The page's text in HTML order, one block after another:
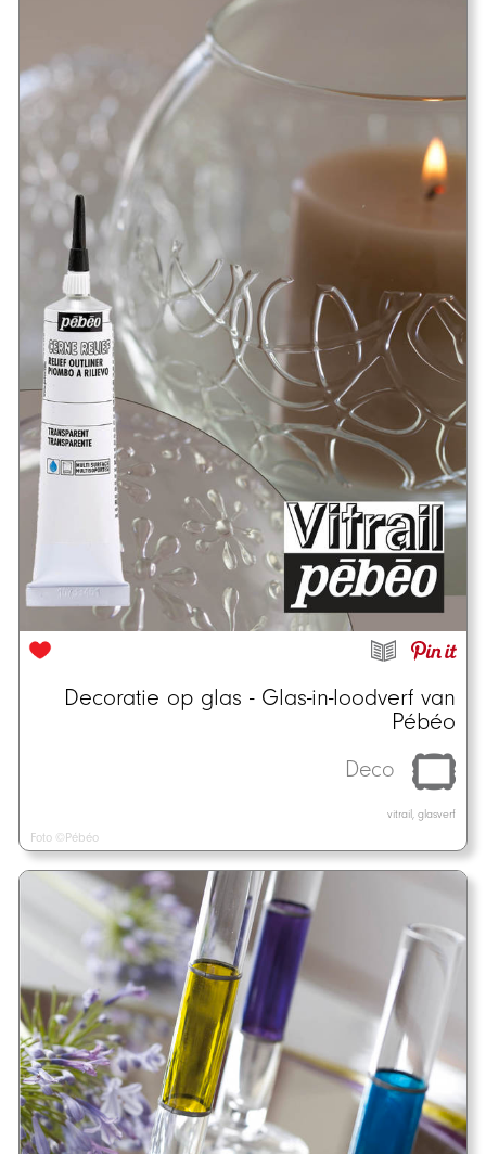
Decoratie op glas - Glas-in-loodverf van
Pébéo
Deco
vitrail, glasverf
Foto ©Pébéo